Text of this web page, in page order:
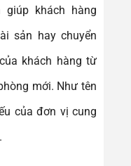
khách hàng
sản hay chuyển
khách hàng từ
mới. Như tên
của đơn vị cung